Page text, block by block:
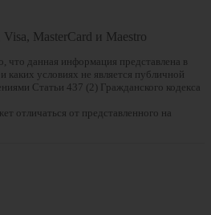
MasterCard и Maestro
данная информация представлена в
каких условиях не является публичной
Статьи 437 (2) Гражданского кодекса
отличаться от представленного на